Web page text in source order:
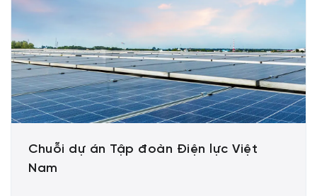
Chuỗi dự án Tập đoàn Điện lực Việt
Nam